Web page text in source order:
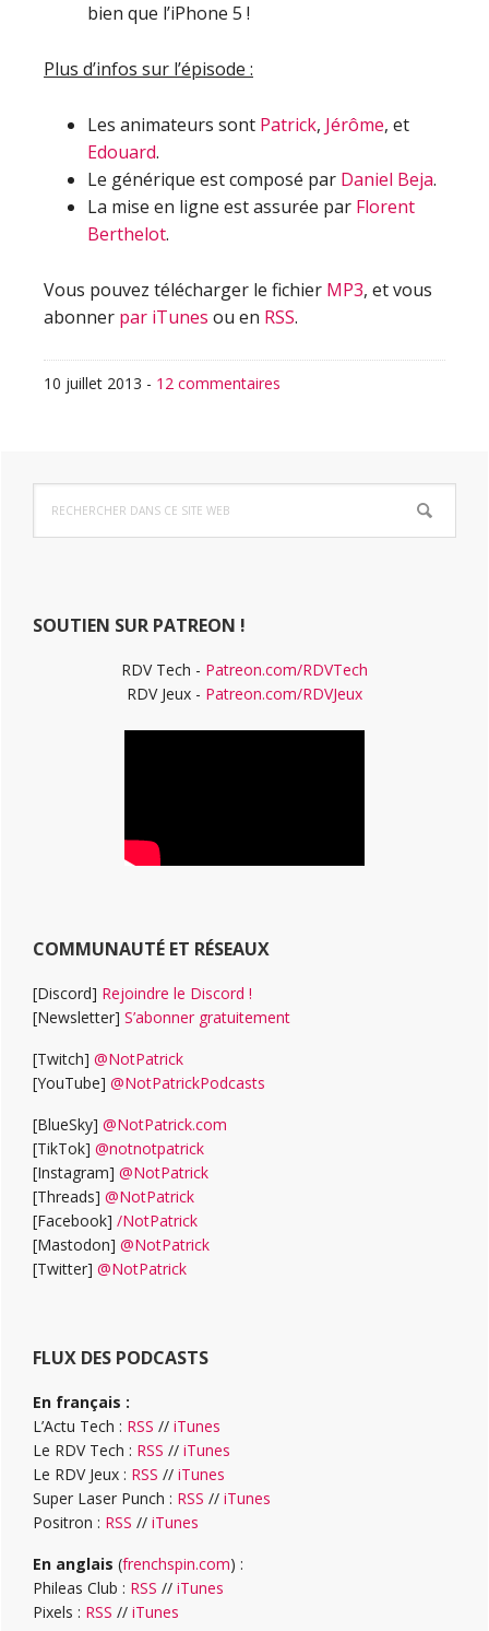
bien que l’iPhone 5 !
Plus d’infos sur l’épisode :
Les animateurs sont Patrick, Jérôme, et
Edouard.
Le générique est composé par Daniel Beja.
La mise en ligne est assurée par Florent
Berthelot.
Vous pouvez télécharger le fichier MP3, et vous
abonner par iTunes ou en RSS.
10 juillet 2013 - 12 commentaires
Barre
latérale
dans
ce
SOUTIEN SUR PATREON !
RDV Tech - Patreon.com/RDVTech
RDV Jeux - Patreon.com/RDVJeux
COMMUNAUTÉ ET RÉSEAUX
[Discord] Rejoindre le Discord !
[Newsletter] S’abonner gratuitement
[Twitch] @NotPatrick
[YouTube] @NotPatrickPodcasts
[BlueSky] @NotPatrick.com
[TikTok] @notnotpatrick
[Instagram] @NotPatrick
[Threads] @NotPatrick
[Facebook] /NotPatrick
[Mastodon] @NotPatrick
[Twitter] @NotPatrick
FLUX DES PODCASTS
En français :
L’Actu Tech : RSS // iTunes
Le RDV Tech : RSS // iTunes
Le RDV Jeux : RSS // iTunes
Super Laser Punch : RSS // iTunes
Positron : RSS // iTunes
En anglais (frenchspin.com) :
Phileas Club : RSS // iTunes
Pixels : RSS // iTunes